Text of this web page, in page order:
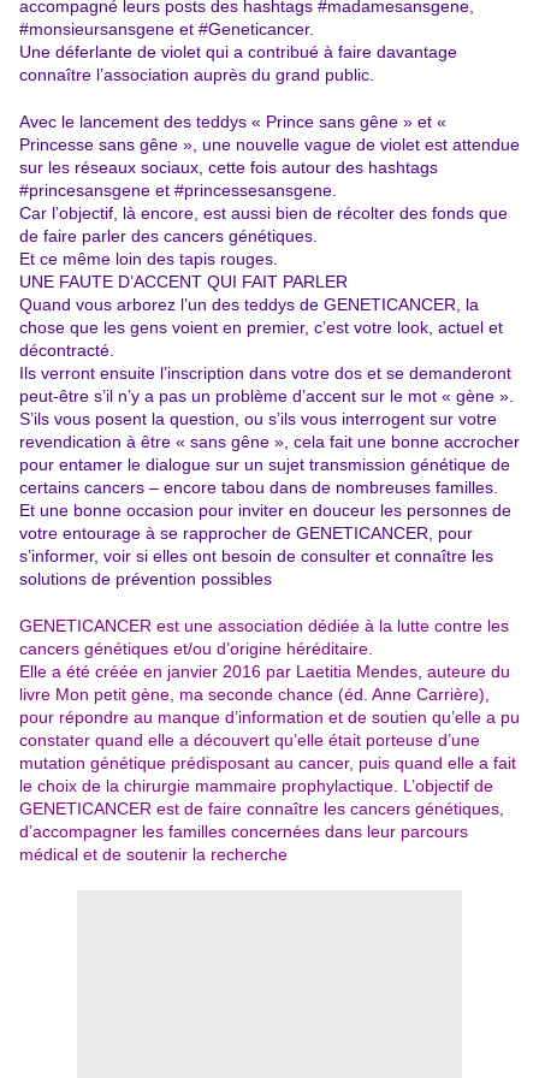
accompagné leurs posts des hashtags #madamesansgene,
#monsieursansgene et #Geneticancer.
Une déferlante de violet qui a contribué à faire davantage
connaître l’association auprès du grand public.
Avec le lancement des teddys « Prince sans gêne » et «
Princesse sans gêne », une nouvelle vague de violet est attendue
sur les réseaux sociaux, cette fois autour des hashtags
#princesansgene et #princessesansgene.
Car l’objectif, là encore, est aussi bien de récolter des fonds que
de faire parler des cancers génétiques.
Et ce même loin des tapis rouges.
UNE FAUTE D’ACCENT QUI FAIT PARLER
Quand vous arborez l’un des teddys de GENETICANCER, la
chose que les gens voient en premier, c’est votre look, actuel et
décontracté.
Ils verront ensuite l’inscription dans votre dos et se demanderont
peut-être s’il n’y a pas un problème d’accent sur le mot « gène ».
S’ils vous posent la question, ou s’ils vous interrogent sur votre
revendication à être « sans gêne », cela fait une bonne accrocher
pour entamer le dialogue sur un sujet transmission génétique de
certains cancers – encore tabou dans de nombreuses familles.
Et une bonne occasion pour inviter en douceur les personnes de
votre entourage à se rapprocher de GENETICANCER, pour
s’informer, voir si elles ont besoin de consulter et connaître les
solutions de prévention possibles
GENETICANCER est une association dédiée à la lutte contre les
cancers génétiques et/ou d’origine héréditaire.
Elle a été créée en janvier 2016 par Laetitia Mendes, auteure du
livre Mon petit gène, ma seconde chance (éd. Anne Carrière),
pour répondre au manque d’information et de soutien qu’elle a pu
constater quand elle a découvert qu’elle était porteuse d’une
mutation génétique prédisposant au cancer, puis quand elle a fait
le choix de la chirurgie mammaire prophylactique. L’objectif de
GENETICANCER est de faire connaître les cancers génétiques,
d’accompagner les familles concernées dans leur parcours
médical et de soutenir la recherche